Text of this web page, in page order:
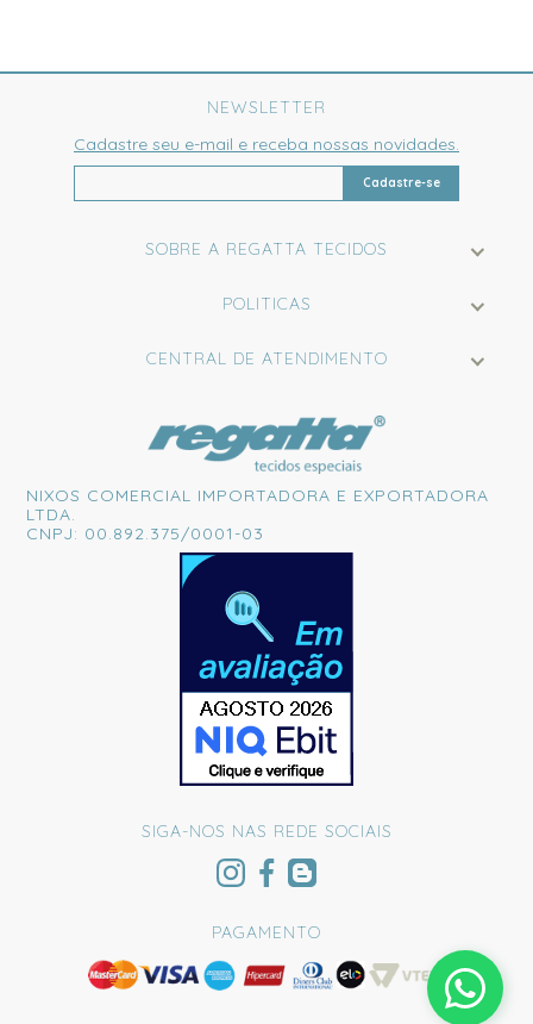
SOBRE A REGATTA TECIDOS
POLITICAS
CENTRAL DE ATENDIMENTO
NEWSLETTER
Cadastre seu e-mail e receba nossas novidades.
Cadastre-se
NIXOS COMERCIAL IMPORTADORA E EXPORTADORA
LTDA.
CNPJ: 00.892.375/0001-03
SIGA-NOS NAS REDE SOCIAIS
PAGAMENTO